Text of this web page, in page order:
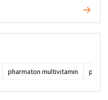
pharmaton multivitamin